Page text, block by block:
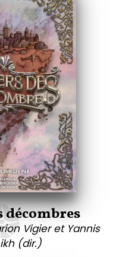
décombres
et Yannis
(dir.)